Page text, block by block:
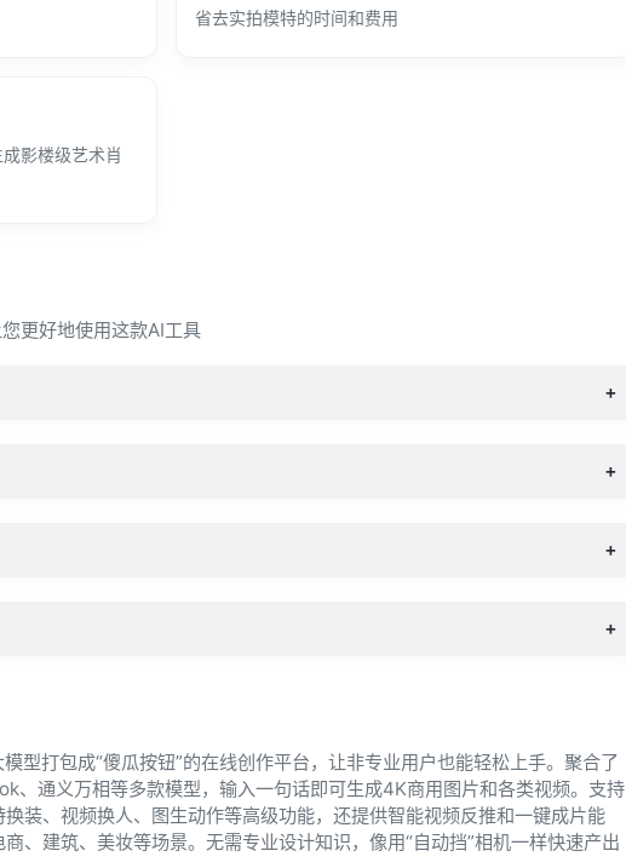
省去实拍模特的时间和费用
影楼级艺术肖
更好地使用这款AI工具
+
+
+
+
型打包成“傻瓜按钮”的在线创作平台，让非专业用户也能轻松上手。聚合了
、通义万相等多款模型，输入一句话即可生成4K商用图片和各类视频。支持
装、视频换人、图生动作等高级功能，还提供智能视频反推和一键成片能
、建筑、美妆等场景。无需专业设计知识，像用“自动挡”相机一样快速产出